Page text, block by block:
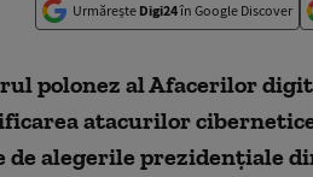
Urmărește Digi24în Google Discover
polonez al Afacerilor
atacurilor
alegerile prezidenţiale